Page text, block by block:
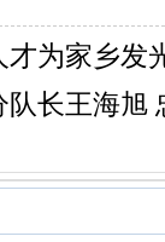
为家乡发
长王海旭